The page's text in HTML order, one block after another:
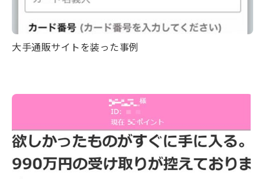
大手通販サイトを装った事例